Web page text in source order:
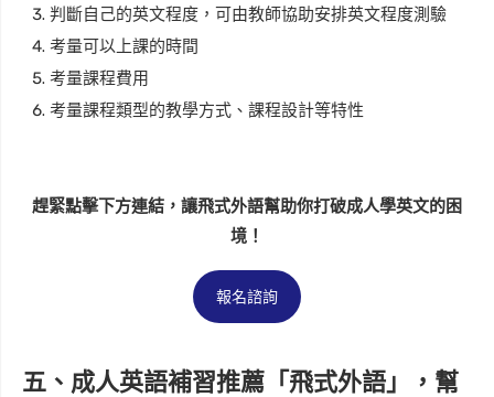
判斷自己的英文程度，可由教師協助安排英文程度測驗
考量可以上課的時間
考量課程費用
考量課程類型的教學方式、課程設計等特性
趕緊點擊下方連結，讓飛式外語幫助你打破成人學英文的困
境！
報名諮詢
五、成人英語補習推薦「飛式外語」，幫